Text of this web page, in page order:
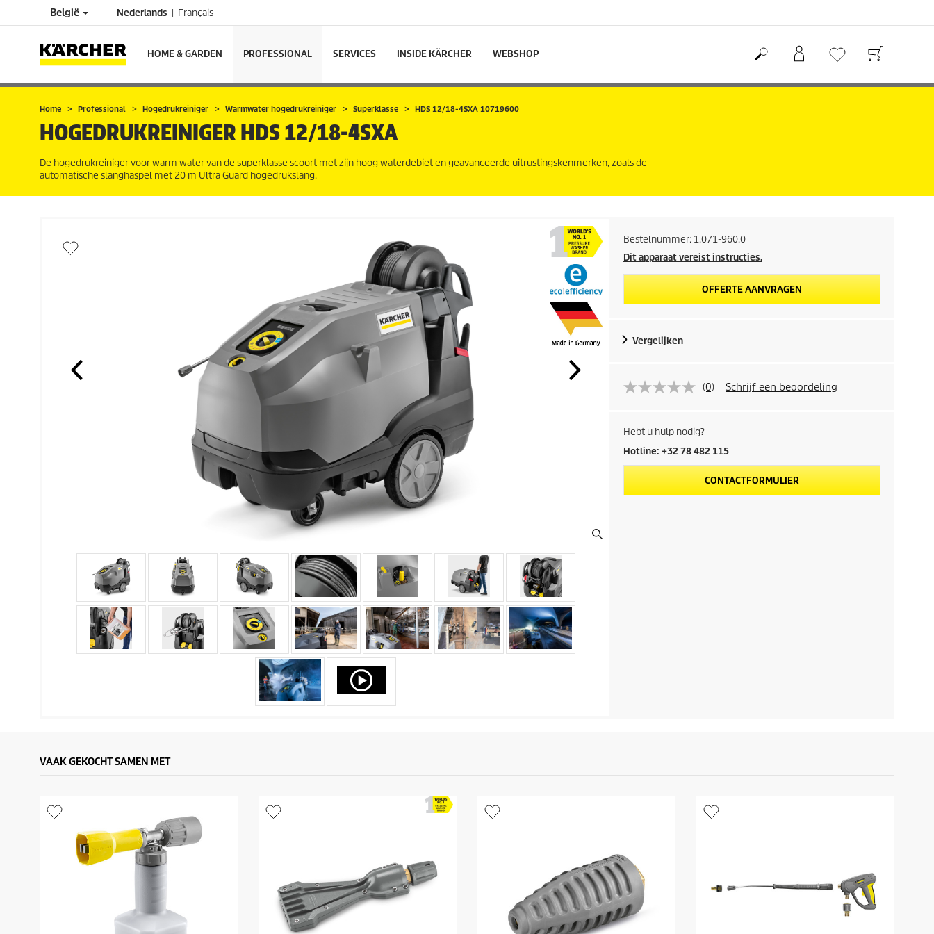
België Nederlands Français
HOME & GARDEN PROFESSIONAL SERVICES INSIDE KÄRCHER WEBSHOP
Home Professional Hogedrukreiniger Warmwater hogedrukreiniger Superklasse HDS 12/18-4SXA 10719600
HOGEDRUKREINIGERHDS 12/18-4SXA
De hogedrukreiniger voor warm water van de superklasse scoort met zijn hoog waterdebiet en geavanceerde uitrustingskenmerken, zoals de
automatische slanghaspel met 20 m Ultra Guard hogedrukslang.
Bestelnummer: 1.071-960.0
Dit apparaat vereist instructies.
OFFERTE AANVRAGEN
Vergelijken
(0) Schrijf een beoordeling
Hebt u hulp nodig?
Hotline: +32 78 482 115
CONTACTFORMULIER
VAAK GEKOCHT SAMEN MET